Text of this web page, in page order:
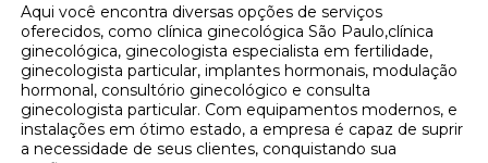
Aqui você encontra diversas opções de serviços
oferecidos, como clínica ginecológica São Paulo,clínica
ginecológica, ginecologista especialista em fertilidade,
ginecologista particular, implantes hormonais, modulação
hormonal, consultório ginecológico e consulta
ginecologista particular. Com equipamentos modernos, e
instalações em ótimo estado, a empresa é capaz de suprir
a necessidade de seus clientes, conquistando sua